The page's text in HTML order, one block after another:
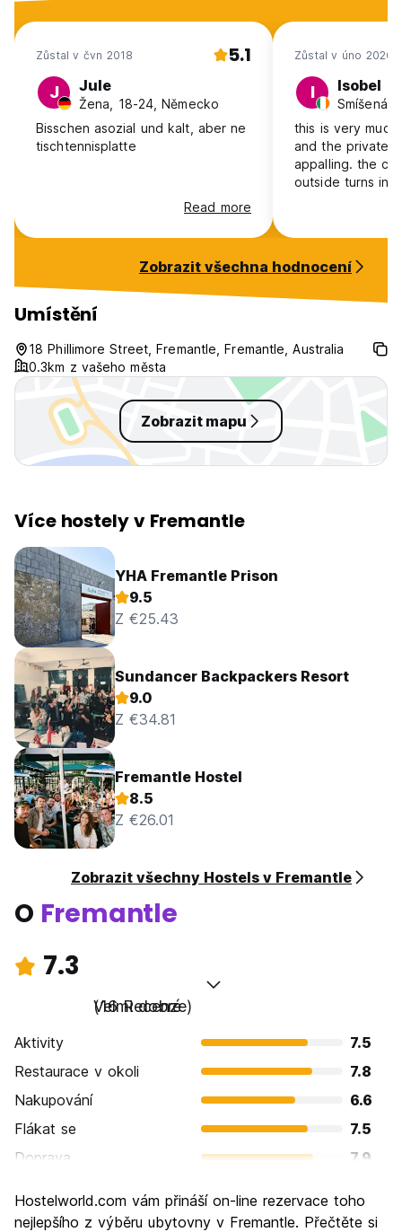
Zůstal v čvn 2018 5.1
J Jule
Žena, 18-24, Německo
Bisschen asozial und kalt, aber ne
tischtennisplatte
Read more
Zůstal v úno 2026
I Isobel
this is very
and the private
appalling. the
outside turns
you can
guests are
personal
whatsoever.
Zobrazit všechna hodnocení
Umístění
18 Phillimore Street, Fremantle, Fremantle, Australia
0.3km z vašeho města
Zobrazit mapu
Více hostely v Fremantle
YHA Fremantle Prison
9.5
Z €25.43
Sundancer Backpackers Resort
9.0
Z €34.81
Fremantle Hostel
8.5
Z €26.01
Zobrazit všechny Hostels v Fremantle
O Fremantle
7.3
Velmi dobré
(16 Recenze)
Aktivity
7.5
Restaurace v okoli
7.8
Nakupování
6.6
Flákat se
7.5
Doprava
7.9
Kultura
8.0
Hostelworld.com vám přináší on-line rezervace toho
nejlepšího z výběru ubytovny v Fremantle. Přečtěte si